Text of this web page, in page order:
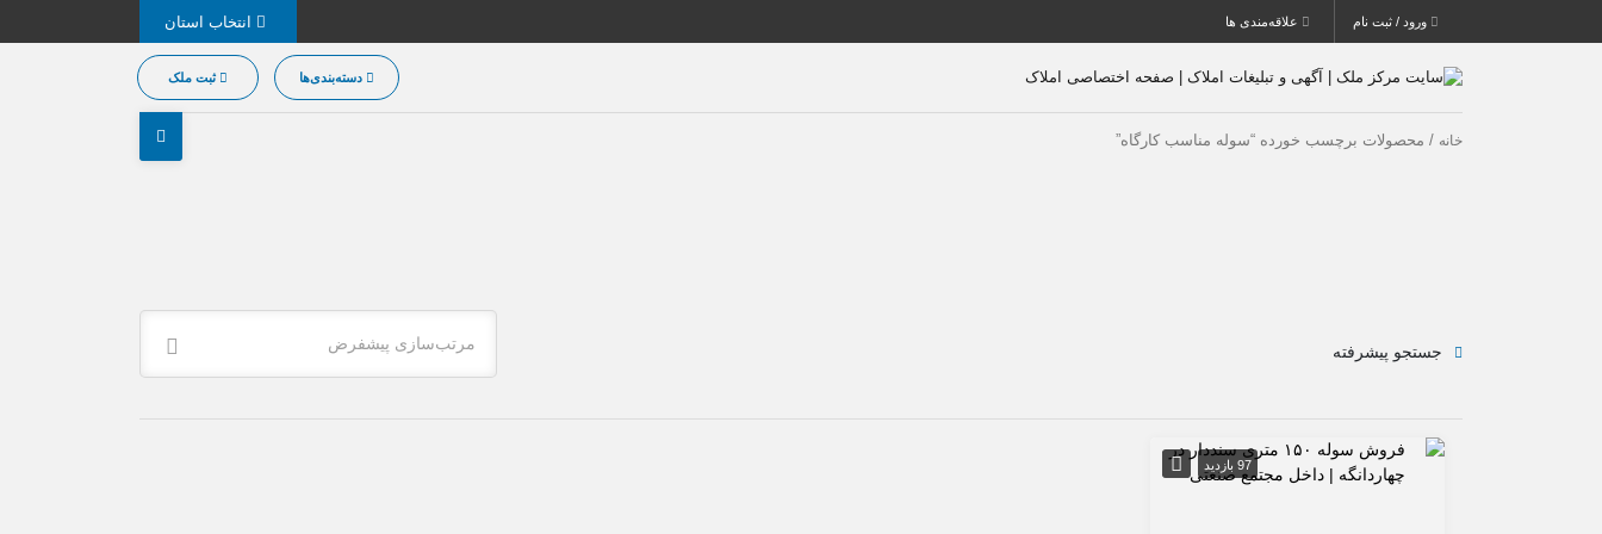
ورود / ثبت نام علاقه‌مندی ها
دسته‌بندی‌ها ثبت ملک
خانه / محصولات برچسب خورده “سوله مناسب کارگاه”
مرتب‌سازی پیشفرض جستجو پیشرفته
97 بازدید